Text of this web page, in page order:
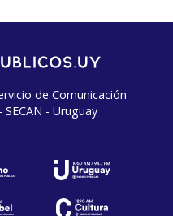
de Comunicación
- Uruguay